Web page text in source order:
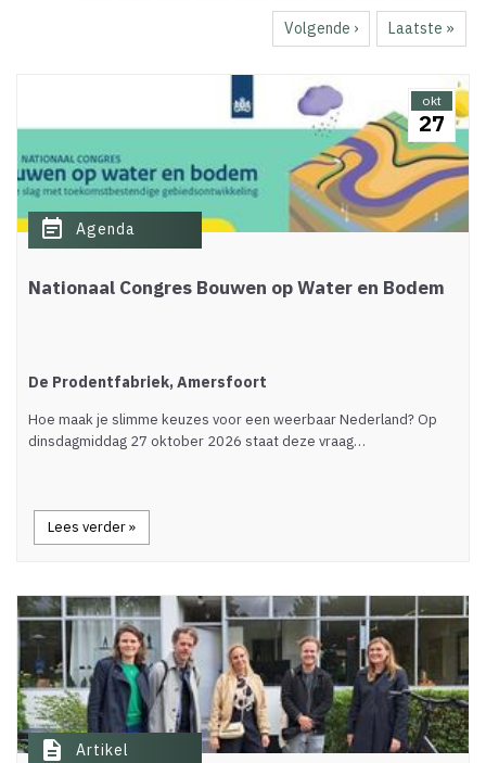
pagina
Volgende
pagina
Volgende ›
Laatste
pagina
Laatste »
okt
27
event_note Agenda
Nationaal Congres Bouwen op Water en Bodem
De Prodentfabriek, Amersfoort
Hoe maak je slimme keuzes voor een weerbaar Nederland? Op
dinsdagmiddag 27 oktober 2026 staat deze vraag…
Lees verder »
description Artikel